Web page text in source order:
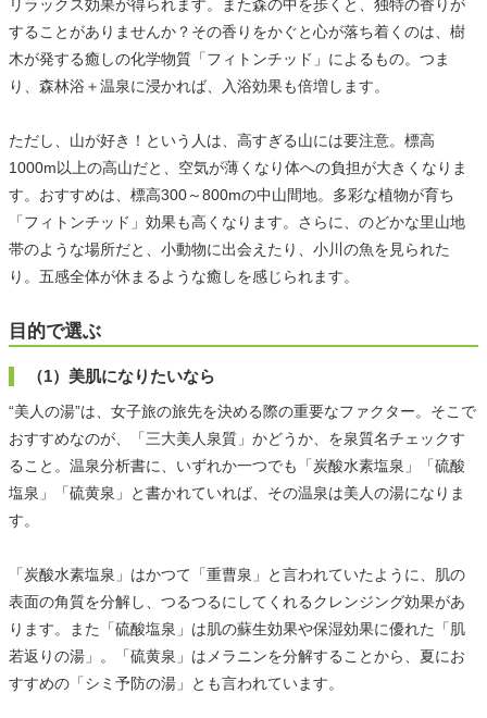
リラックス効果が得られます。また森の中を歩くと、独特の香りが
することがありませんか？その香りをかぐと心が落ち着くのは、樹
木が発する癒しの化学物質「フィトンチッド」によるもの。つま
り、森林浴＋温泉に浸かれば、入浴効果も倍増します。
ただし、山が好き！という人は、高すぎる山には要注意。標高
1000m以上の高山だと、空気が薄くなり体への負担が大きくなりま
す。おすすめは、標高300～800mの中山間地。多彩な植物が育ち
「フィトンチッド」効果も高くなります。さらに、のどかな里山地
帯のような場所だと、小動物に出会えたり、小川の魚を見られた
り。五感全体が休まるような癒しを感じられます。
目的で選ぶ
（1）美肌になりたいなら
“美人の湯”は、女子旅の旅先を決める際の重要なファクター。そこで
おすすめなのが、「三大美人泉質」かどうか、を泉質名チェックす
ること。温泉分析書に、いずれか一つでも「炭酸水素塩泉」「硫酸
塩泉」「硫黄泉」と書かれていれば、その温泉は美人の湯になりま
す。
「炭酸水素塩泉」はかつて「重曹泉」と言われていたように、肌の
表面の角質を分解し、つるつるにしてくれるクレンジング効果があ
ります。また「硫酸塩泉」は肌の蘇生効果や保湿効果に優れた「肌
若返りの湯」。「硫黄泉」はメラニンを分解することから、夏にお
すすめの「シミ予防の湯」とも言われています。